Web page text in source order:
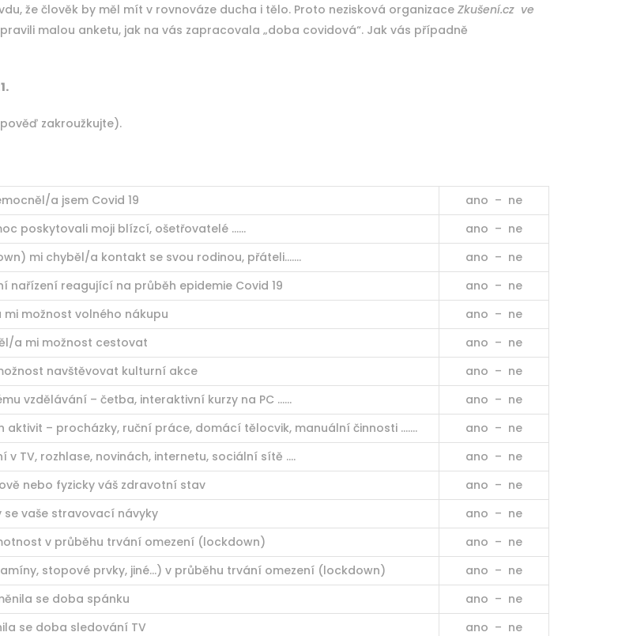
že člověk by měl mít v rovnováze ducha i tělo. Proto nezisková organizace Zkušení.cz ve
malou anketu, jak na vás zapracovala „doba covidová“. Jak vás případně
zakroužkujte).
a jsem Covid 19
ano – ne
poskytovali moji blízcí, ošetřovatelé ……
ano – ne
mi chyběl/a kontakt se svou rodinou, přáteli…….
ano – ne
nařízení reagující na průběh epidemie Covid 19
ano – ne
mi možnost volného nákupu
ano – ne
a mi možnost cestovat
ano – ne
navštěvovat kulturní akce
ano – ne
vzdělávání – četba, interaktivní kurzy na PC ……
ano – ne
– procházky, ruční práce, domácí tělocvik, manuální činnosti …….
ano – ne
v TV, rozhlase, novinách, internetu, sociální sítě ….
ano – ne
nebo fyzicky váš zdravotní stav
ano – ne
se vaše stravovací návyky
ano – ne
v průběhu trvání omezení (lockdown)
ano – ne
stopové prvky, jiné…) v průběhu trvání omezení (lockdown)
ano – ne
se doba spánku
ano – ne
se doba sledování TV
ano – ne